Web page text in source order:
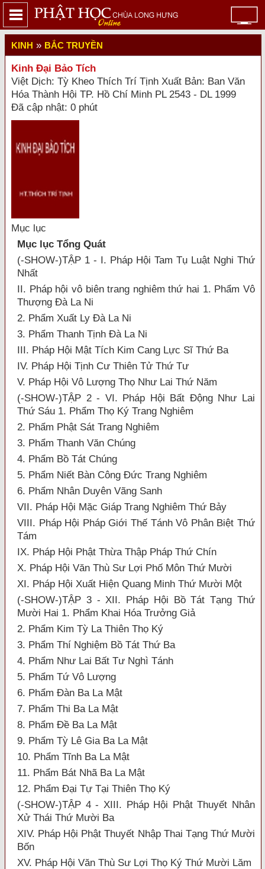
KINH » BẮC TRUYỀN
Kinh Đại Bảo Tích
Việt Dịch: Tỳ Kheo Thích Trí Tịnh Xuất Bản: Ban Văn
Hóa Thành Hội TP. Hồ Chí Minh PL 2543 - DL 1999
Đã cập nhật: 0 phút
Mục lục
Mục lục Tổng Quát
(-SHOW-)TẬP 1 - I. Pháp Hội Tam Tụ Luật Nghi Thứ
Nhất
II. Pháp hội vô biên trang nghiêm thứ hai 1. Phẩm Vô
Thượng Đà La Ni
2. Phẩm Xuất Ly Đà La Ni
3. Phẩm Thanh Tịnh Đà La Ni
III. Pháp Hội Mật Tích Kim Cang Lực Sĩ Thứ Ba
IV. Pháp Hội Tịnh Cư Thiên Tử Thứ Tư
V. Pháp Hội Vô Lượng Thọ Như Lai Thứ Năm
(-SHOW-)TẬP 2 - VI. Pháp Hội Bất Động Như Lai
Thứ Sáu 1. Phẩm Thọ Ký Trang Nghiêm
2. Phẩm Phật Sát Trang Nghiêm
3. Phẩm Thanh Văn Chúng
4. Phẩm Bồ Tát Chúng
5. Phẩm Niết Bàn Công Đức Trang Nghiêm
6. Phẩm Nhân Duyên Vãng Sanh
VII. Pháp Hội Mặc Giáp Trang Nghiêm Thứ Bảy
VIII. Pháp Hội Pháp Giới Thế Tánh Vô Phân Biệt Thứ
Tám
IX. Pháp Hội Phật Thừa Thập Pháp Thứ Chín
X. Pháp Hội Văn Thù Sư Lợi Phố Môn Thứ Mười
XI. Pháp Hội Xuất Hiện Quang Minh Thứ Mười Một
(-SHOW-)TẬP 3 - XII. Pháp Hội Bồ Tát Tạng Thứ
Mười Hai 1. Phẩm Khai Hóa Trưởng Giả
2. Phẩm Kim Tỳ La Thiên Thọ Ký
3. Phẩm Thí Nghiệm Bồ Tát Thứ Ba
4. Phẩm Như Lai Bất Tư Nghì Tánh
5. Phẩm Tứ Vô Lượng
6. Phẩm Đàn Ba La Mật
7. Phẩm Thi Ba La Mật
8. Phẩm Đề Ba La Mật
9. Phẩm Tỳ Lê Gia Ba La Mật
10. Phẩm Tĩnh Ba La Mật
11. Phẩm Bát Nhã Ba La Mật
12. Phẩm Đại Tự Tại Thiên Thọ Ký
(-SHOW-)TẬP 4 - XIII. Pháp Hội Phật Thuyết Nhân
Xử Thái Thứ Mười Ba
XIV. Pháp Hội Phật Thuyết Nhập Thai Tạng Thứ Mười
Bốn
XV. Pháp Hội Văn Thù Sư Lợi Thọ Ký Thứ Mười Lăm